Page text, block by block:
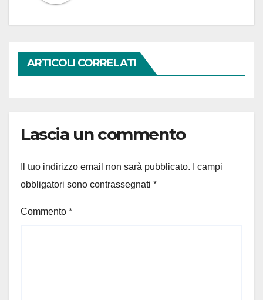
ARTICOLI CORRELATI
Lascia un commento
Il tuo indirizzo email non sarà pubblicato.
I campi
obbligatori sono contrassegnati *
Commento *